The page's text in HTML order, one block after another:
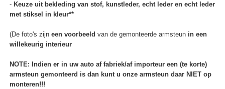
- Keuze uit bekleding van stof, kunstleder, echt leder en echt leder
met stiksel in kleur**
(De foto's zijn een voorbeeld van de gemonteerde armsteun in een
willekeurig interieur
NOTE: Indien er in uw auto af fabriek/af importeur een (te korte)
armsteun gemonteerd is dan kunt u onze armsteun daar NIET op
monteren!!!